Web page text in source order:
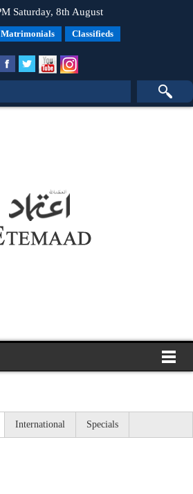
Saturday, 8th August
Matrimonials Classifieds
International Specials